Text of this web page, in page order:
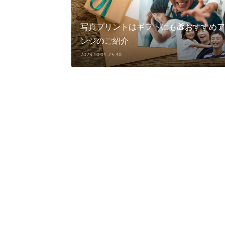
写真プリントはギフトにも🎁おすすめ
ンジのご紹介
2023.10.01 23:40